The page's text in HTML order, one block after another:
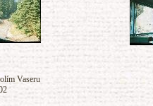
Vaseru